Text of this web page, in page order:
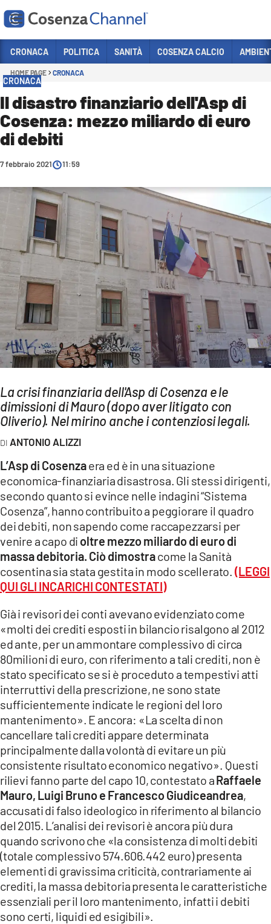
Sezioni
CRONACA
POLITICA
COSENZA CALCIO
ECONOMIA E LAVORO
SANITÀ
SPORT
CULTURA
AMBIENTE
Streaming
LAC TV
LAC NETWORK
LAC ONAIR
LaC
Network
LACONAIR.IT
LACITYMAG.IT
ILREGGINO.IT
COSENZACHANNEL.IT
ILVIBONESE.IT
CATANZAROCHANNEL.IT
LACAPITALENEWS.IT
App
ANDROID
APPLE
CRONACA POLITICA SANITÀ COSENZA CALCIO
HOME PAGE CRONACA
CRONACA
Il disastro finanziario dell'Asp di
Cosenza: mezzo miliardo di euro
di debiti
7 febbraio 2021 11:59
La crisi finanziaria dell'Asp di Cosenza e le
dimissioni di Mauro (dopo aver litigato con
Oliverio). Nel mirino anche i contenziosi legali.
ANTONIO ALIZZI
L’Asp di Cosenzaera ed è in una situazione
economica-finanziaria disastrosa. Gli stessi dirigenti,
secondo quanto si evince nelle indagini “Sistema
Cosenza”, hanno contribuito a peggiorare il quadro
dei debiti, non sapendo come raccapezzarsi per
venire a capo di oltre mezzo miliardo di euro di
massa debitoria. Ciò dimostracome la Sanità
cosentina sia stata gestita in modo scellerato. (LEGGI
QUI GLI INCARICHI CONTESTATI)
Già i revisori dei conti avevano evidenziato come
«molti dei crediti esposti in bilancio risalgono al 2012
ed ante, per un ammontare complessivo di circa
80milioni di euro, con riferimento a tali crediti, non è
stato specificato se si è proceduto a tempestivi atti
interruttivi della prescrizione, ne sono state
sufficientemente indicate le regioni del loro
mantenimento». E ancora: «La scelta di non
cancellare tali crediti appare determinata
principalmente dalla volontà di evitare un più
consistente risultato economico negativo». Questi
rilievi fanno parte del capo 10, contestato aRaffaele
Mauro, Luigi Bruno e Francesco Giudiceandrea,
accusati di falso ideologico in riferimento al bilancio
del 2015. L’analisi dei revisori è ancora più dura
quando scrivono che «la consistenza di molti debiti
(totale complessivo 574.606.442 euro) presenta
elementi di gravissima criticità, contrariamente ai
crediti, la massa debitoria presenta le caratteristiche
essenziali per il loro mantenimento, infatti i debiti
sono certi, liquidi ed esigibili».